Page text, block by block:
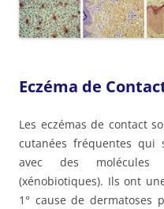
Eczéma de
Les eczémas de contact
cutanées fréquentes qui
avec des molécules
(xénobiotiques). Ils ont
1° cause de dermatoses